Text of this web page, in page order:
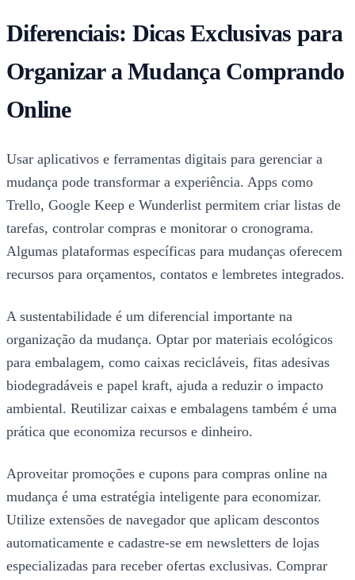
Diferenciais: Dicas Exclusivas para
Organizar a Mudança Comprando
Online
Usar aplicativos e ferramentas digitais para gerenciar a
mudança pode transformar a experiência. Apps como
Trello, Google Keep e Wunderlist permitem criar listas de
tarefas, controlar compras e monitorar o cronograma.
Algumas plataformas específicas para mudanças oferecem
recursos para orçamentos, contatos e lembretes integrados.
A sustentabilidade é um diferencial importante na
organização da mudança. Optar por materiais ecológicos
para embalagem, como caixas recicláveis, fitas adesivas
biodegradáveis e papel kraft, ajuda a reduzir o impacto
ambiental. Reutilizar caixas e embalagens também é uma
prática que economiza recursos e dinheiro.
Aproveitar promoções e cupons para compras online na
mudança é uma estratégia inteligente para economizar.
Utilize extensões de navegador que aplicam descontos
automaticamente e cadastre-se em newsletters de lojas
especializadas para receber ofertas exclusivas. Comprar